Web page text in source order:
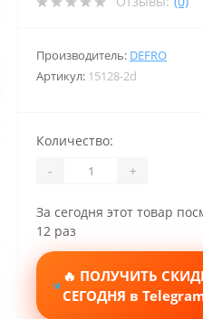
Производитель: DEFRO
Артикул: 15128-2d
Количество:
- +
За сегодня этот товар
12 раз
🔥 ПОЛУЧИТЬ
СЕГОДНЯ в